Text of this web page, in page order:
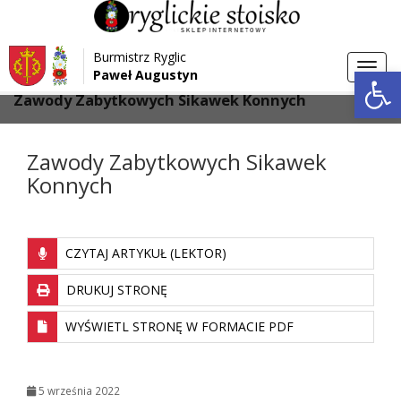
Przejdź do menu
Przejdź do głównej treści strony
Przejdź do stopki strony
Burmistrz Ryglic
Paweł Augustyn
Strona główna > Aktualności
Zawody Zabytkowych Sikawek Konnych
Zawody Zabytkowych Sikawek
Konnych
CZYTAJ ARTYKUŁ (LEKTOR)
DRUKUJ STRONĘ
WYŚWIETL STRONĘ W FORMACIE PDF
5 września 2022